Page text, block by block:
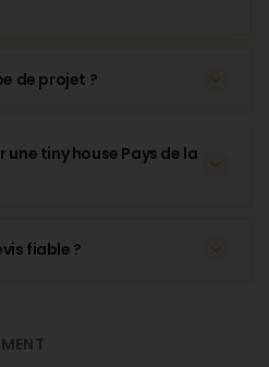
de projet ?
tiny house Pays de la
fiable ?